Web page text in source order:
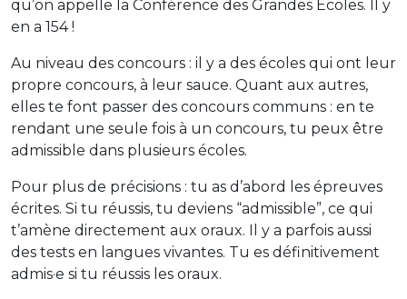
qu’on appelle la Conférence des Grandes Ecoles. Il y
en a 154 !
Au niveau des concours : il y a des écoles qui ont leur
propre concours, à leur sauce. Quant aux autres,
elles te font passer des concours communs : en te
rendant une seule fois à un concours, tu peux être
admissible dans plusieurs écoles.
Pour plus de précisions : tu as d’abord les épreuves
écrites. Si tu réussis, tu deviens “admissible”, ce qui
t’amène directement aux oraux. Il y a parfois aussi
des tests en langues vivantes. Tu es définitivement
admis·e si tu réussis les oraux.